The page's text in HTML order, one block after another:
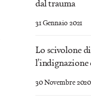
dal trauma
31 Gennaio 2021
Lo scivolone
l’indignazione
30 Novembre 2020